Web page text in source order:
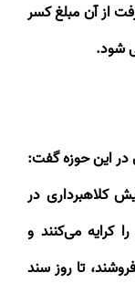
از آن مبلغ کسر
شود.
در این حوزه گفت:
کلاهبرداری در
کرایه می‌کنند و
تا روز سند